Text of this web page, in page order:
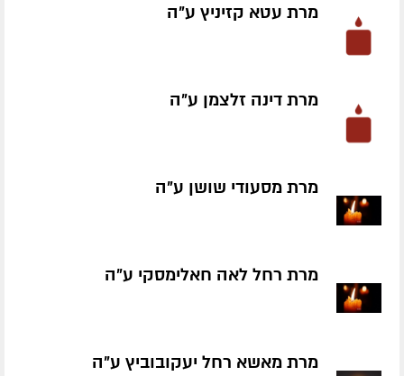
מרת עטא קזיניץ ע״ה
מרת דינה זלצמן ע״ה
מרת מסעודי שושן ע״ה
מרת רחל לאה חאלימסקי ע״ה
מרת מאשא רחל יעקובוביץ ע״ה